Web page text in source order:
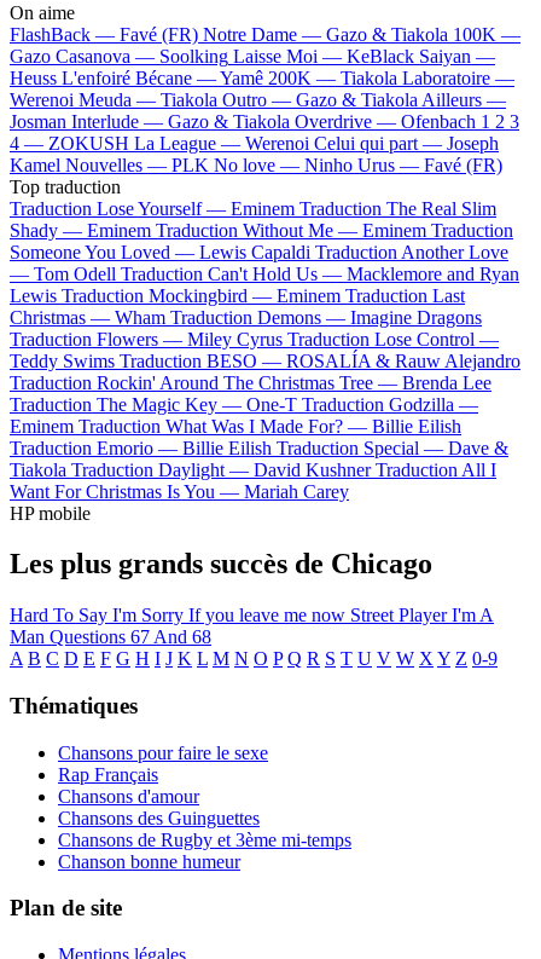
On aime
FlashBack — Favé (FR) Notre Dame — Gazo & Tiakola 100K —
Gazo Casanova — Soolking Laisse Moi — KeBlack Saiyan —
Heuss L'enfoiré Bécane —Yamê 200K — Tiakola Laboratoire —
Werenoi Meuda — Tiakola Outro — Gazo & Tiakola Ailleurs —
Josman Interlude — Gazo & Tiakola Overdrive — Ofenbach 1 2 3
4 — ZOKUSH La League — Werenoi Celui qui part — Joseph
Kamel Nouvelles — PLK No love — Ninho Urus — Favé (FR)
Top traduction
Traduction Lose Yourself — Eminem Traduction The Real Slim
Shady — Eminem Traduction Without Me — Eminem Traduction
Someone You Loved — Lewis Capaldi Traduction Another Love
— Tom Odell Traduction Can't Hold Us — Macklemore and Ryan
Lewis Traduction Mockingbird — Eminem Traduction Last
Christmas — Wham Traduction Demons — Imagine Dragons
Traduction Flowers — Miley Cyrus Traduction Lose Control —
Teddy Swims Traduction BESO — ROSALÍA & Rauw Alejandro
Traduction Rockin' Around The Christmas Tree — Brenda Lee
Traduction The Magic Key — One-T Traduction Godzilla —
Eminem Traduction What Was I Made For? — Billie Eilish
Traduction Emorio — Billie Eilish Traduction Special — Dave &
Tiakola Traduction Daylight — David Kushner Traduction All I
Want For Christmas Is You — Mariah Carey
HP mobile
Les plus grands succès de Chicago
Hard To Say I'm Sorry If you leave me now Street PlayerI'm A
Man Questions 67 And 68
A B C D E F G H I J K L M N O P Q R S T U V W X Y Z 0-9
Thématiques
Chansons pour faire le sexe
Rap Français
Chansons d'amour
Chansons des Guinguettes
Chansons de Rugby et 3ème mi-temps
Chanson bonne humeur
Plan de site